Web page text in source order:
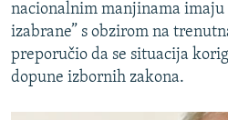
nacionalnim manjinama imaju
izabrane” s obzirom na
preporučio da se situacija
dopune izbornih zakona.